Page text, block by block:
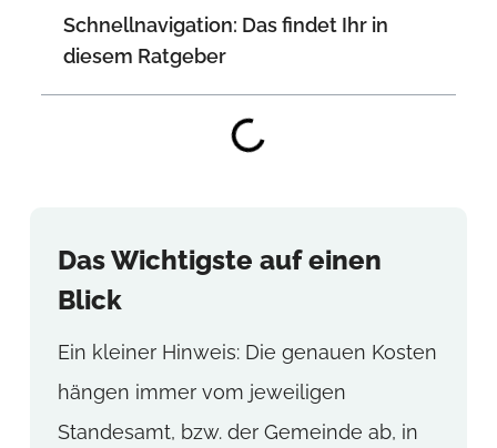
Schnellnavigation: Das findet Ihr in
diesem Ratgeber
Das Wichtigste auf einen
Blick
Ein kleiner Hinweis: Die genauen Kosten
hängen immer vom jeweiligen
Standesamt, bzw. der Gemeinde ab, in